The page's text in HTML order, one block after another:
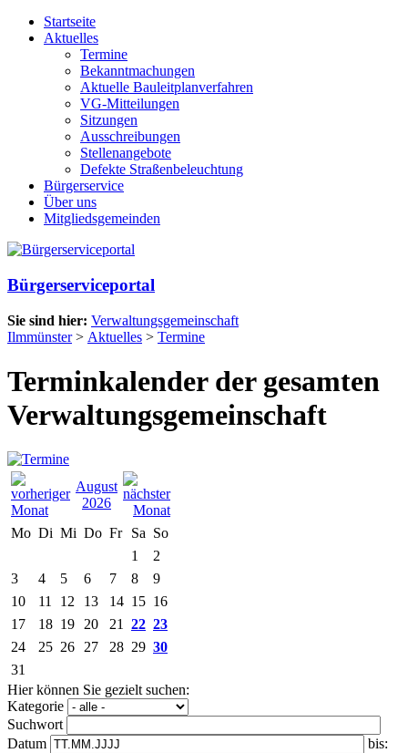
Startseite
Aktuelles
Termine
Bekanntmachungen
Aktuelle Bauleitplanverfahren
VG-Mitteilungen
Sitzungen
Ausschreibungen
Stellenangebote
Defekte Straßenbeleuchtung
Bürgerservice
Über uns
Mitgliedsgemeinden
Bürgerserviceportal
Sie sind hier: Verwaltungsgemeinschaft
Ilmmünster> Aktuelles > Termine
Terminkalender der gesamten
Verwaltungsgemeinschaft
August
2026
Mo Di Mi Do Fr Sa So
1
2
3
4 5 6 7 8
9
10
11 12 13 14 15 16
17
18 19 20 21 22 23
24
25 26 27 28 29 30
31
Hier können Sie gezielt suchen:
Kategorie
Suchwort
Datum
bis: